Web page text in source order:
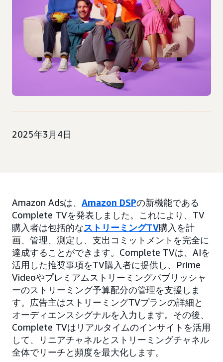
2025年3月4日
Amazon Adsは、 Amazon DSPの新機能である
Complete TVを発表しました。これにより、TV
購入者は包括的なストリーミングTV購入を計
画、管理、測定し、支出コミットメントを完全に
達成することができます。Complete TVは、AIを
活用した推奨事項をTV購入者に提供し、Prime
Videoやプレミアムストリーミングパブリッシャ
ーのストリーミング予算配分の管理を支援しま
す。広告主はストリーミングTVプランの詳細と
オーディエンスシグナルを入力します。その後、
Complete TVはリアルタイムのインサイトを活用
して、リニアチャネルとストリーミングチャネル
全体でリーチと頻度を最大化します。